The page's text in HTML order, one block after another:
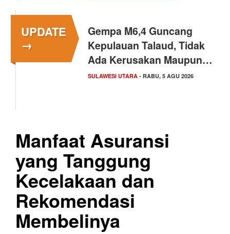
UPDATE
→
Gempa M6,4 Guncang
Kepulauan Talaud, Tidak
Ada Kerusakan Maupun…
SULAWESI UTARA - RABU, 5 AGU 2026
Manfaat Asuransi
yang Tanggung
Kecelakaan dan
Rekomendasi
Membelinya